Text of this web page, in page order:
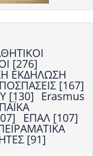
[276]
ΕΚΔΗΛΩΣΗ
[167]
[130] Erasmus
ΕΠΑΛ [107]
[91]